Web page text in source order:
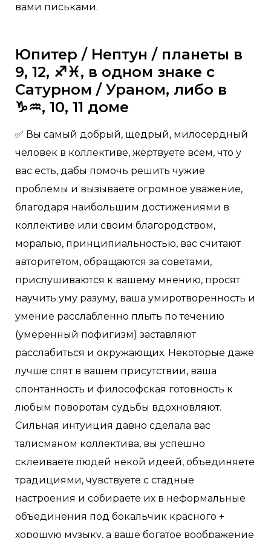
вами письками.
Юпитер / Нептун / планеты в
9, 12, ♐️♓️, в одном знаке с
Сатурном / Ураном, либо в
♑️♒️, 10, 11 доме
✅ Вы самый добрый, щедрый, милосердный
человек в коллективе, жертвуете всем, что у
вас есть, дабы помочь решить чужие
проблемы и вызываете огромное уважение,
благодаря наибольшим достижениями в
коллективе или своим благородством,
моралью, принципиальностью, вас считают
авторитетом, обращаются за советами,
прислушиваются к вашему мнению, просят
научить уму разуму, ваша умиротворенность и
умение расслабленно плыть по течению
(умеренный пофигизм) заставляют
расслабиться и окружающих. Некоторые даже
лучше спят в вашем присутствии, ваша
спонтанность и философская готовность к
любым поворотам судьбы вдохновляют.
Сильная интуиция давно сделала вас
талисманом коллектива, вы успешно
склеиваете людей некой идеей, объединяете
традициями, чувствуете с стадные
настроения и собираете их в неформальные
объединения под бокальчик красного +
хорошую музыку, а ваше богатое воображение